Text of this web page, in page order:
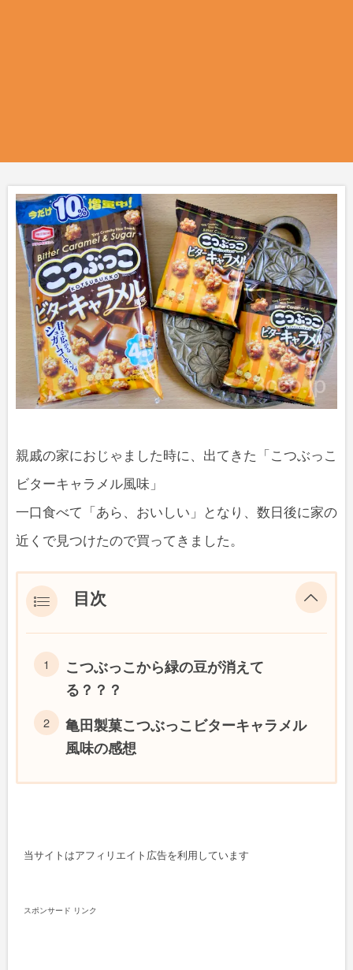
親戚の家におじゃました時に、出てきた「こつぶっこ
ビターキャラメル風味」
一口食べて「あら、おいしい」となり、数日後に家の
近くで見つけたので買ってきました。
目次
こつぶっこから緑の豆が消えて
る？？？
亀田製菓こつぶっこビターキャラメル
風味の感想
当サイトはアフィリエイト広告を利用しています
スポンサード リンク